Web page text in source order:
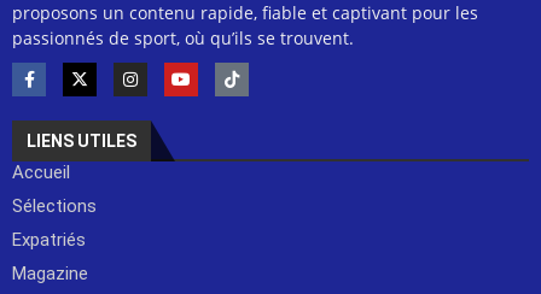
proposons un contenu rapide, fiable et captivant pour les
passionnés de sport, où qu’ils se trouvent.
LIENS UTILES
Accueil
Sélections
Expatriés
Magazine